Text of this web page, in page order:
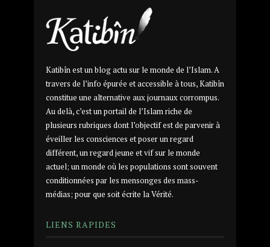
Katibîn est un blog actu sur le monde de l’Islam. A
travers de l’info épurée et accessible à tous, Katibîn
constitue une alternative aux journaux corrompus.
Au delà, c’est un portail de l’Islam riche de
plusieurs rubriques dont l’objectif est de parvenir à
éveiller les consciences et poser un regard
différent, un regard jeune et vif sur le monde
actuel; un monde où les populations sont souvent
conditionnées par les mensonges des mass-
médias; pour que soit écrite la Vérité.
LIENS RAPIDES